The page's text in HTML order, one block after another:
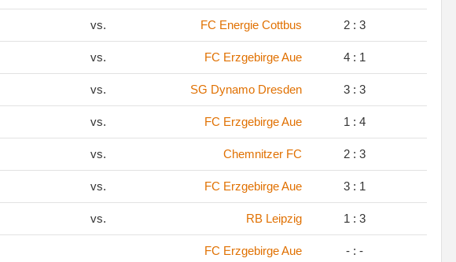
vs. FC Energie Cottbus 2 : 3
vs. FC Erzgebirge Aue 4 : 1
vs. SG Dynamo Dresden 3 : 3
vs. FC Erzgebirge Aue 1 : 4
vs. Chemnitzer FC 2 : 3
vs. FC Erzgebirge Aue 3 : 1
vs. RB Leipzig 1 : 3
FC Erzgebirge Aue - : -